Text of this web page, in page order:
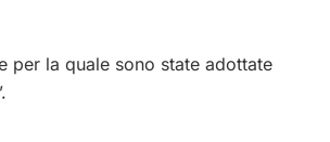
per la quale sono state adottate